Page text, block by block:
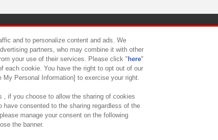
について カスタマーハラスメント対応方針
and to personalize content and ads. We
partners, who may combine it with other
your use of their services. Please click " here"
each cookie. You have the right to opt out of our
Personal Information] to exercise your right.
, if you choose to allow the sharing of cookies
have consented to the sharing regardless of the
manage your consent on the following
the banner.